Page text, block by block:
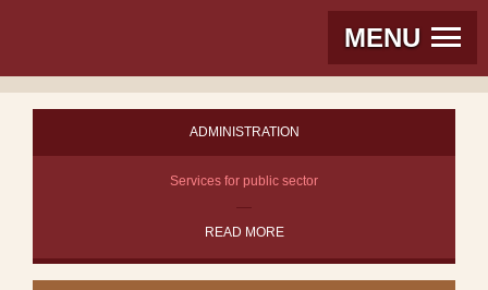
MENU
ADMINISTRATION
Services for public sector
READ MORE